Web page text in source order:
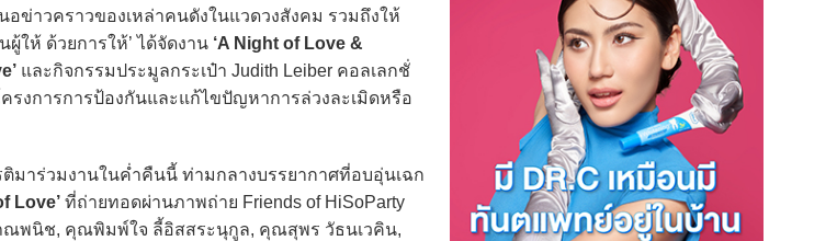
อข่าวคราวของเหล่าคนดังในแวดวงสังคม รวมถึงให้
ให้ ด้วยการให้’ ได้จัดงาน ‘A Night of Love &
และกิจกรรมประมูลกระเป๋า Judith Leiber คอลเลกชั่
งการการป้องกันและแก้ไขปัญหาการล่วงละเมิดหรือ
าร่วมงานในค่ำคืนนี้ ท่ามกลางบรรยากาศที่อบอุ่นเฉก
Love’ ที่ถ่ายทอดผ่านภาพถ่าย Friends of HiSoParty
พนิช, คุณพิมพ์ใจ ลี้อิสสระนุกูล, คุณสุพร วัธนเวคิน,